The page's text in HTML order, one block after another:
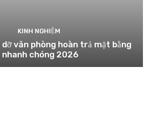
KINH NGHIỆM
văn phòng hoàn trả mặt bằng
nhanh chóng 2026